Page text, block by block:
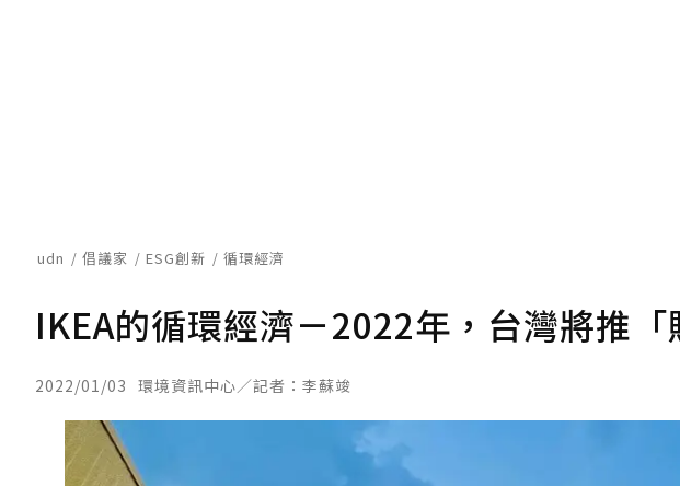
udn 倡議家 ESG創新 循環經濟
IKEA的循環經濟－2022年，台灣將推「
2022/01/03 環境資訊中心／記者：李蘇竣